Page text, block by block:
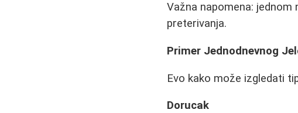
Važna napomena: jednom
preterivanja.
Primer Jednodnevnog
Evo kako može izgledati
Dorucak